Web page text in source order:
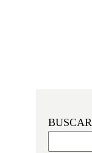
BUSCAR